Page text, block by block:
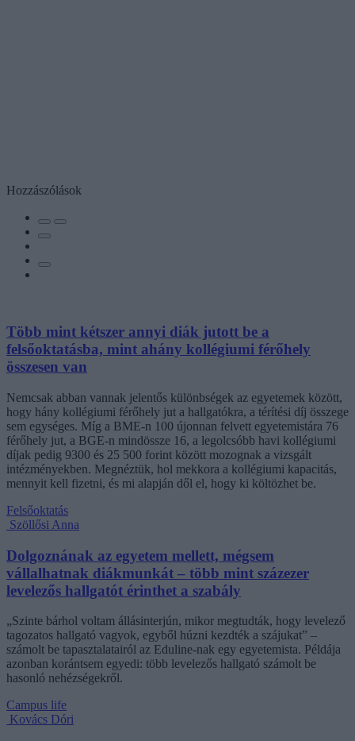
Hozzászólások
Több mint kétszer annyi diák jutott be a
felsőoktatásba, mint ahány kollégiumi férőhely
összesen van
Nemcsak abban vannak jelentős különbségek az egyetemek között,
hogy hány kollégiumi férőhely jut a hallgatókra, a térítési díj összege
sem egységes. Míg a BME-n 100 újonnan felvett egyetemistára 76
férőhely jut, a BGE-n mindössze 16, a legolcsóbb havi kollégiumi
díjak pedig 9300 és 25 500 forint között mozognak a vizsgált
intézményekben. Megnéztük, hol mekkora a kollégiumi kapacitás,
mennyit kell fizetni, és mi alapján dől el, hogy ki költözhet be.
Felsőoktatás
Szöllősi Anna
Dolgoznának az egyetem mellett, mégsem
vállalhatnak diákmunkát – több mint százezer
levelezős hallgatót érinthet a szabály
„Szinte bárhol voltam állásinterjún, mikor megtudták, hogy levelező
tagozatos hallgató vagyok, egyből húzni kezdték a szájukat” –
számolt be tapasztalatairól az Eduline-nak egy egyetemista. Példája
azonban korántsem egyedi: több levelezős hallgató számolt be
hasonló nehézségekről.
Campus life
Kovács Dóri